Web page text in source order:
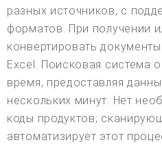
разных источников, с
форматов. При получении
конвертировать
Excel. Поисковая система
время, предоставляя
нескольких минут. Нет
коды продуктов;
автоматизирует этот